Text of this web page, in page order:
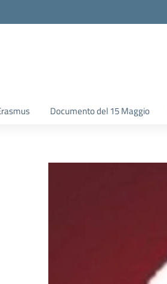
Documento del 15 Maggio